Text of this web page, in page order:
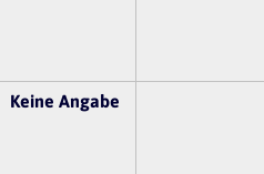
Keine Angabe